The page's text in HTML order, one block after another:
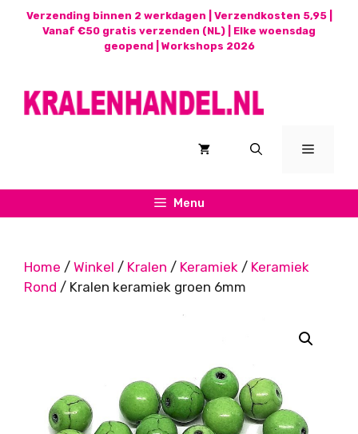
Verzending binnen 2 werkdagen | Verzendkosten 5,95 |
Vanaf €50 gratis verzenden (NL) | Elke woensdag
geopend | Workshops 2026
Menu
Menu
Home / Winkel / Kralen / Keramiek / Keramiek
Rond / Kralen keramiek groen 6mm